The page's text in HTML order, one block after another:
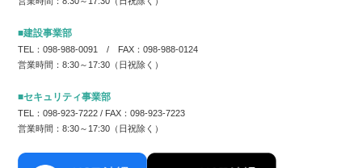
■建設事業部
TEL：098-988-0091 / FAX：098-988-0124
営業時間：8:30～17:30（日祝除く）
■セキュリティ事業部
TEL：098-923-7222 / FAX：098-923-7223
営業時間：8:30～17:30（日祝除く）